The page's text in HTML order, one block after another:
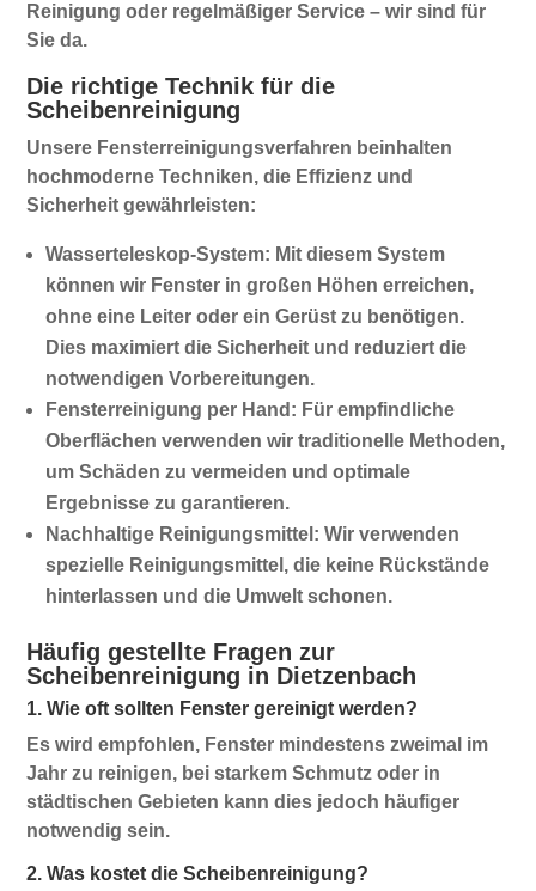
Reinigung oder regelmäßiger Service – wir sind für
Sie da.
Die richtige Technik für die
Scheibenreinigung
Unsere Fensterreinigungsverfahren beinhalten
hochmoderne Techniken, die Effizienz und
Sicherheit gewährleisten:
Wasserteleskop-System: Mit diesem System
können wir Fenster in großen Höhen erreichen,
ohne eine Leiter oder ein Gerüst zu benötigen.
Dies maximiert die Sicherheit und reduziert die
notwendigen Vorbereitungen.
Fensterreinigung per Hand: Für empfindliche
Oberflächen verwenden wir traditionelle Methoden,
um Schäden zu vermeiden und optimale
Ergebnisse zu garantieren.
Nachhaltige Reinigungsmittel: Wir verwenden
spezielle Reinigungsmittel, die keine Rückstände
hinterlassen und die Umwelt schonen.
Häufig gestellte Fragen zur
Scheibenreinigung in Dietzenbach
1. Wie oft sollten Fenster gereinigt werden?
Es wird empfohlen, Fenster mindestens zweimal im
Jahr zu reinigen, bei starkem Schmutz oder in
städtischen Gebieten kann dies jedoch häufiger
notwendig sein.
2. Was kostet die Scheibenreinigung?